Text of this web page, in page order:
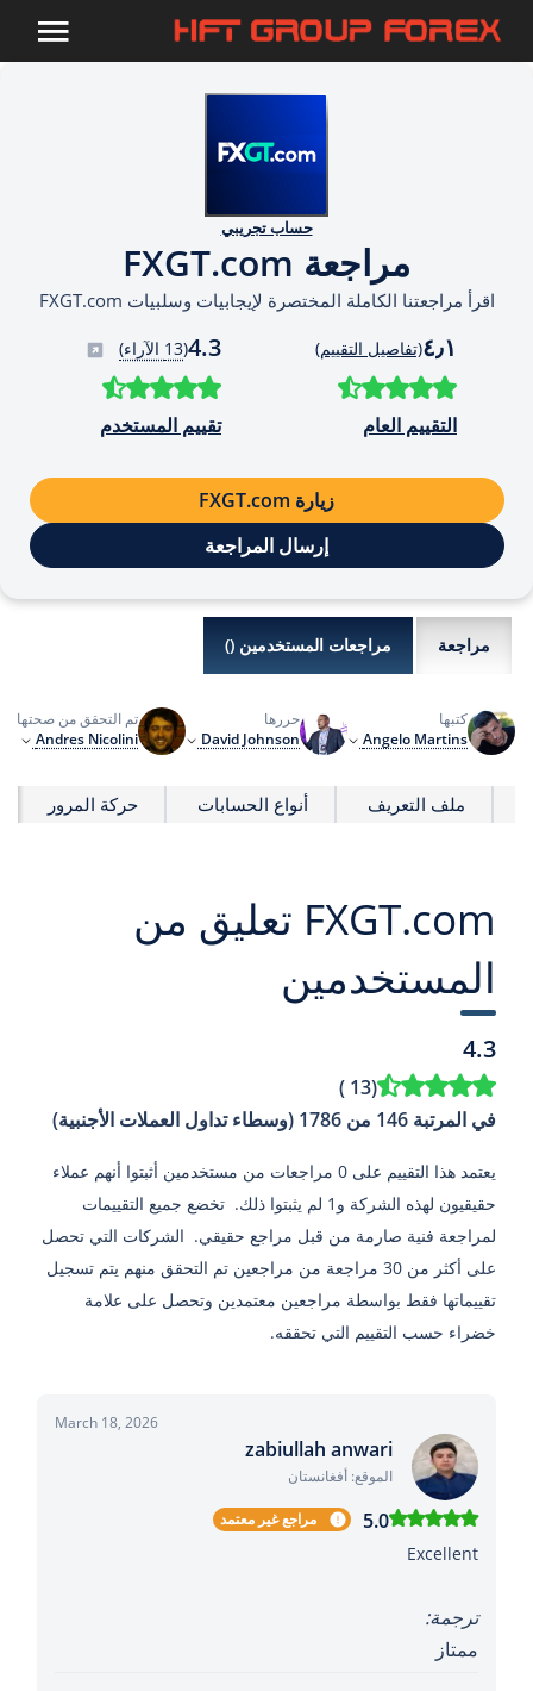
حساب تجريبي
مراجعة FXGT.com
اقرأ مراجعتنا الكاملة المختصرة لإيجابيات وسلبيات FXGT.com
٤٫١(تفاصيل التقييم)
التقييم العام
4.3
(13 الآراء)
تقييم المستخدم
زيارة FXGT.com
إرسال المراجعة
مراجعة مراجعات المستخدمين ()
كتبها
Angelo Martins
حررها
David Johnson
تم التحقق من صحتها
Andres Nicolini
ملف التعريف أنواع الحسابات حركة المرور
FXGT.com تعليق من
المستخدمين
4.3
(
13
)
في المرتبة 146 من 1786 (وسطاء تداول العملات الأجنبية)
يعتمد هذا التقييم على 0 مراجعات من مستخدمين أثبتوا أنهم عملاء
حقيقيون لهذه الشركة و1 لم يثبتوا ذلك. تخضع جميع التقييمات
لمراجعة فنية صارمة من قبل مراجع حقيقي. الشركات التي تحصل
على أكثر من 30 مراجعة من مراجعين تم التحقق منهم يتم تسجيل
تقييماتها فقط بواسطة مراجعين معتمدين وتحصل على علامة
خضراء حسب التقييم التي تحققه.
March 18, 2026
zabiullah anwari
الموقع: أفغانستان
5.0 مراجع غير معتمد
Excellent
ترجمة:
ممتاز